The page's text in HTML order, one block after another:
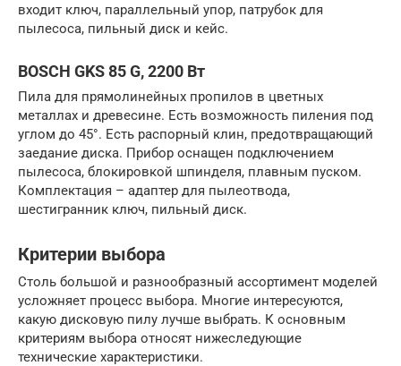
входит ключ, параллельный упор, патрубок для
пылесоса, пильный диск и кейс.
BOSCH GKS 85 G, 2200 Вт
Пила для прямолинейных пропилов в цветных
металлах и древесине. Есть возможность пиления под
углом до 45°. Есть распорный клин, предотвращающий
заедание диска. Прибор оснащен подключением
пылесоса, блокировкой шпинделя, плавным пуском.
Комплектация – адаптер для пылеотвода,
шестигранник ключ, пильный диск.
Критерии выбора
Столь большой и разнообразный ассортимент моделей
усложняет процесс выбора. Многие интересуются,
какую дисковую пилу лучше выбрать. К основным
критериям выбора относят нижеследующие
технические характеристики.